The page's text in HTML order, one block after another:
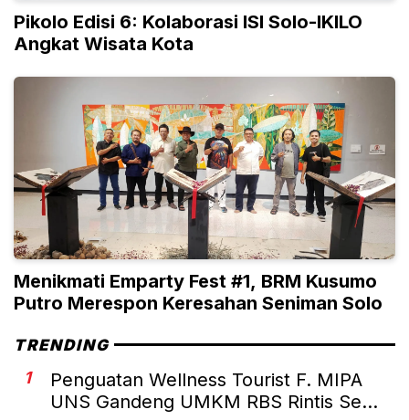
Pikolo Edisi 6: Kolaborasi ISI Solo-IKILO
Angkat Wisata Kota
Menikmati Emparty Fest #1, BRM Kusumo
Putro Merespon Keresahan Seniman Solo
TRENDING
1
Penguatan Wellness Tourist F. MIPA
UNS Gandeng UMKM RBS Rintis Se...